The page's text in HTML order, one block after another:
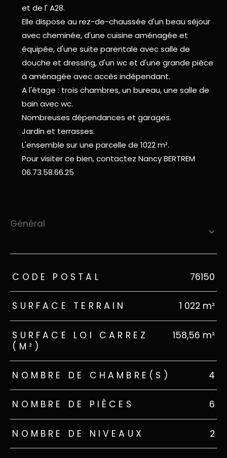
et de l' A28.
Elle dispose au rez-de-chaussée d'un beau séjour
avec cheminée, d'une cuisine aménagée et
équipée, d'une suite parentale avec salle de
douche et dressing, d'un wc et d'une grande pièce
à aménagée avec accès indépendant.
A l'étage : trois chambres, un bureau, une salle de
bain avec wc.
Nombreuses dépendances et garages.
Jardin et terrasses.
L'ensemble sur une parcelle de 1022 m².
Pour visiter ce bien, contactez Nancy BERTREM
06.73.58.66.25
général
TRAD_ZEPHYR_Caracteristique TRAD_ZEPHYR_Valeurs
CODE POSTAL 76150
SURFACE TERRAIN 1 022 m²
SURFACE LOI CARREZ
(M²)
158,56 m²
NOMBRE DE CHAMBRE(S) 4
NOMBRE DE PIÈCES 6
NOMBRE DE NIVEAUX 2